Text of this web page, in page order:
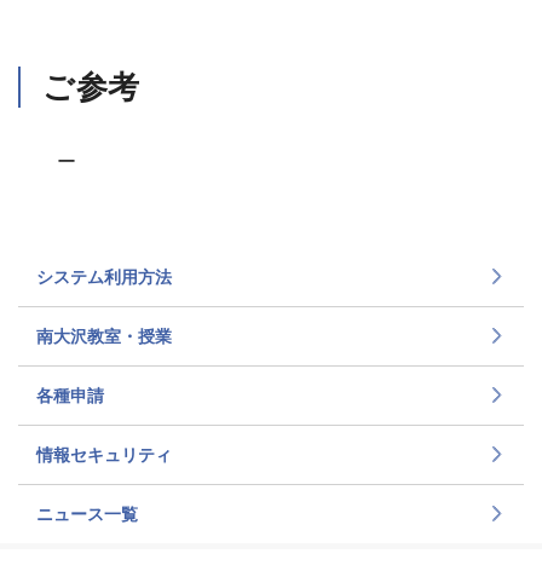
ご参考
ー
システム利用方法
南大沢教室・授業
各種申請
情報セキュリティ
ニュース一覧